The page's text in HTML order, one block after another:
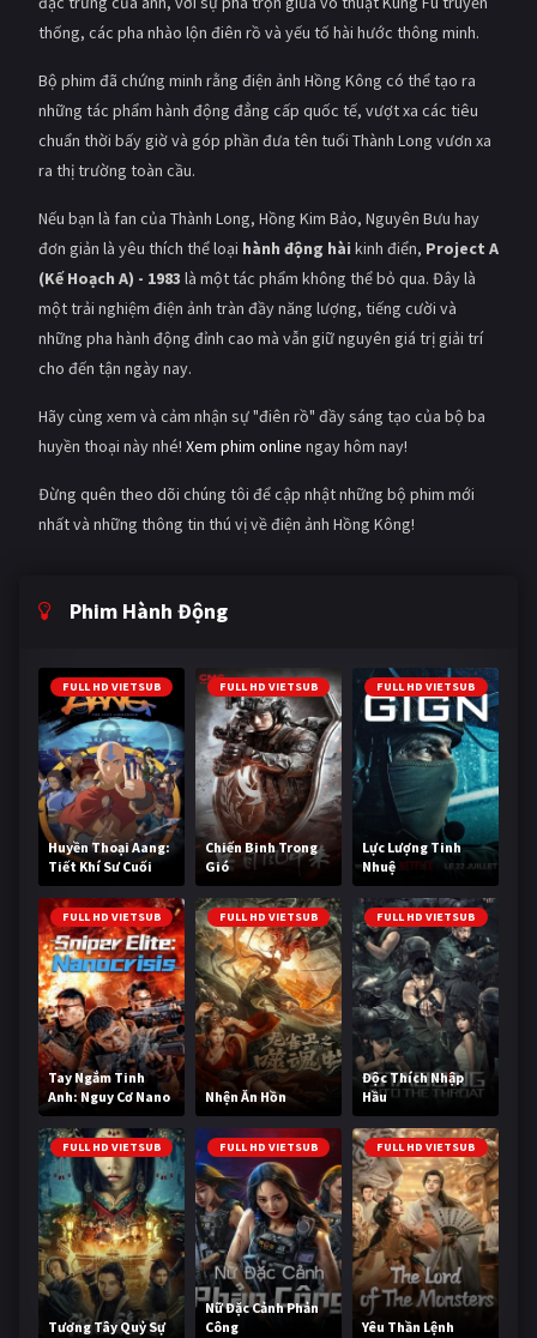
thống, các pha nhào lộn điên rồ và yếu tố hài hước thông minh.
Bộ phim đã chứng minh rằng điện ảnh Hồng Kông có thể tạo ra
những tác phẩm hành động đẳng cấp quốc tế, vượt xa các tiêu
chuẩn thời bấy giờ và góp phần đưa tên tuổi Thành Long vươn xa
ra thị trường toàn cầu.
Nếu bạn là fan của Thành Long, Hồng Kim Bảo, Nguyên Bưu hay
đơn giản là yêu thích thể loại hành động hài kinh điển, Project A
(Kế Hoạch A) - 1983 là một tác phẩm không thể bỏ qua. Đây là
một trải nghiệm điện ảnh tràn đầy năng lượng, tiếng cười và
những pha hành động đỉnh cao mà vẫn giữ nguyên giá trị giải trí
cho đến tận ngày nay.
Hãy cùng xem và cảm nhận sự "điên rồ" đầy sáng tạo của bộ ba
huyền thoại này nhé! Xem phim online ngay hôm nay!
Đừng quên theo dõi chúng tôi để cập nhật những bộ phim mới
nhất và những thông tin thú vị về điện ảnh Hồng Kông!
Phim Hành Động
FULL HD VIETSUB
Huyền Thoại Aang:
Tiết Khí Sư Cuối
Cùng
FULL HD VIETSUB
Chiến Binh Trong
Gió
FULL HD VIETSUB
Lực Lượng Tinh
Nhuệ
FULL HD VIETSUB
Tay Ngắm Tinh
Anh: Nguy Cơ Nano
FULL HD VIETSUB
Nhện Ăn Hồn
FULL HD VIETSUB
Độc Thích Nhập
Hầu
FULL HD VIETSUB
Tương Tây Quỷ Sự
FULL HD VIETSUB
Nữ Đặc Cảnh Phản
Công
FULL HD VIETSUB
Yêu Thần Lệnh